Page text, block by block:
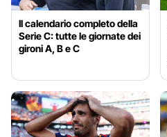
Il calendario completo della
Serie C: tutte le giornate dei
gironi A, B e C